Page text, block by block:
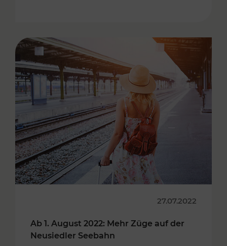
27.07.2022
Ab 1. August 2022: Mehr Züge auf der
Neusiedler Seebahn